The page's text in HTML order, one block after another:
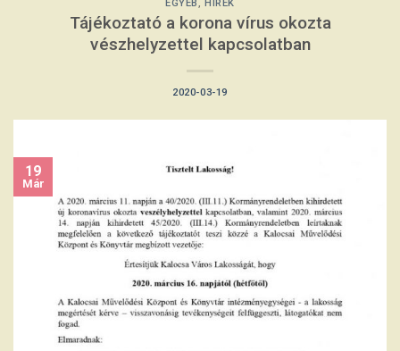
EGYÉB,HÍREK
Tájékoztató a korona vírus okozta
vészhelyzettel kapcsolatban
2020-03-19
19
Már